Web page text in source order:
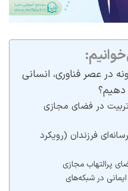
در عصر فناوری، انسانی
دهیم؟
در فضای مجازی
فرزندان (رویکرد
در شبکه‌های